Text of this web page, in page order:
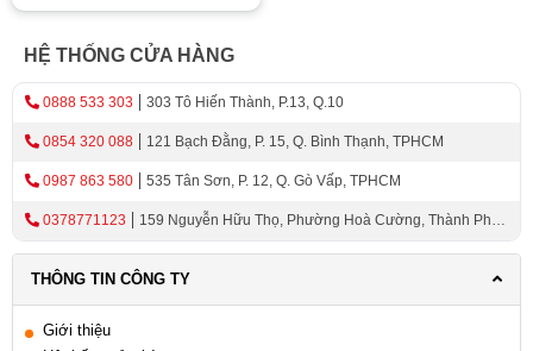
HỆ THỐNG CỬA HÀNG
0888 533 303 303 Tô Hiến Thành, P.13, Q.10
0854 320 088 121 Bạch Đằng, P. 15, Q. Bình Thạnh, TPHCM
0987 863 580 535 Tân Sơn, P. 12, Q. Gò Vấp, TPHCM
0378771123
159 Nguyễn Hữu Thọ, Phường Hoà Cường, Thành Phố
THÔNG TIN CÔNG TY
Giới thiệu